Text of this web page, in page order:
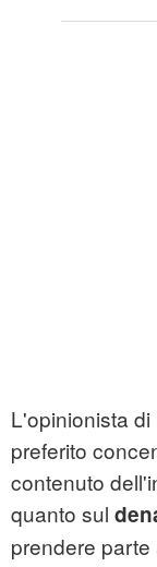
L'opinionista
preferito
contenuto
quanto sul
prendere